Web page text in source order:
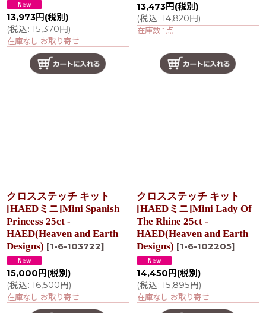
13,973円 (税別)
(税込: 15,370円)
在庫なし お取り寄せ
13,473円 (税別)
(税込: 14,820円)
在庫数 1点
クロスステッチ キット
[HAEDミニ]Mini Spanish
Princess 25ct -
HAED(Heaven and Earth
Designs) [1-6-103722]
15,000 円 (税別)
(税込: 16,500円)
在庫なし お取り寄せ
クロスステッチ キット
[HAEDミニ]Mini Lady Of
The Rhine 25ct -
HAED(Heaven and Earth
Designs) [1-6-102205]
14,450 円 (税別)
(税込: 15,895円)
在庫なし お取り寄せ